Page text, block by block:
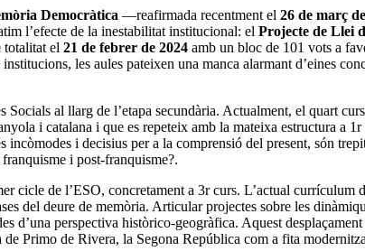
Democràtica —reafirmada recentment el 26 de març
l’efecte de la inestabilitat institucional: el Projecte de Llei
totalitat el 21 de febrer de 2024 amb un bloc de 101 vots a
les aules pateixen una manca alarmant d’eines
al llarg de l’etapa secundària. Actualment, el quart
i catalana i que es repeteix amb la mateixa estructura a
i decisius per a la comprensió del present, són
i post-franquisme?.
cicle de l’ESO, concretament a 3r curs. L’actual currículum
del deure de memòria. Articular projectes sobre les
d’una perspectiva històrico-geogràfica. Aquest
Primo de Rivera, la Segona República com a fita